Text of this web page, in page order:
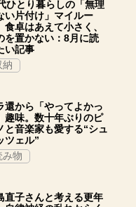
ひとり暮らしの「無理
い片付け」マイルー
食卓はあえて小さく、
を置かない：8月に読
い記事
納
還から「やってよかっ
趣味。数十年ぶりのピ
と音楽家も愛する“シュ
ツェル”
み物
直子さんと考える更年